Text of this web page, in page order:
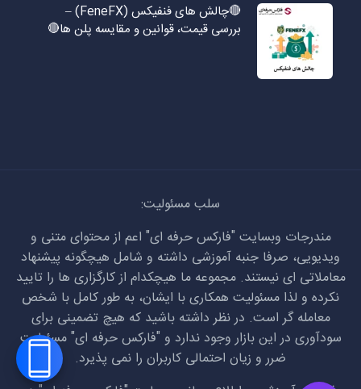
🔴چالش های فنفیکس (FeneFX) –
بررسی قیمت، قوانین و مقایسه پلن ها🔴
سلب مسئولیت:
مندرجات وبسایت "فارکس حرفه ای" اعم از محتوای متنی و
ویدیویی، صرفا جنبه آموزشی داشته و شامل هیچگونه پیشنهاد
معاملاتی ای نیستند. مجموعه ما هیچکدام از کارگزاری ها را تایید
نکرده و لذا مسئولیت همکاری با ایشان، به طور کامل با شخص
معامله گر است. در نظر داشته باشید که هیچ تضمینی برای
سودآوری در این بازار وجود ندارد و "فارکس حرفه ای" مسئولیت
ضرر و زیان احتمالی کاربران را نمی پذیرد.